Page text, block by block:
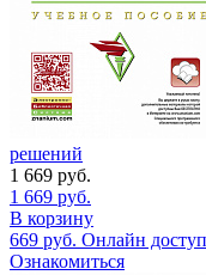
решений
1 669 руб.
1 669 руб.
В корзину
669 руб. Онлайн доступ
Ознакомиться